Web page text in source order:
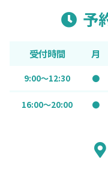
予
受付時間 月
9:00～12:30 ●
16:00～20:00 ●